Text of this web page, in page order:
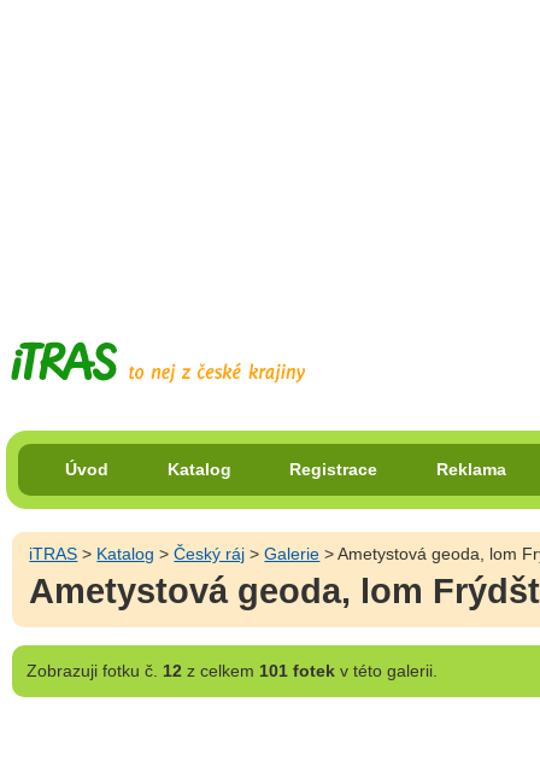
Úvod Katalog Registrace Reklama
iTRAS > Katalog >Český ráj >Galerie > Ametystová geoda, lom
Ametystová geoda, lom
Zobrazujifotku č. 12 z celkem 101 fotekv této galerii.